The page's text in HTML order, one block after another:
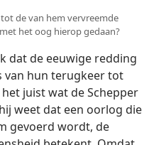
de van hem vervreemde
het oog hierop gedaan?
dat de eeuwige redding
van hun terugkeer tot
juist wat de Schepper
weet dat een oorlog die
gevoerd wordt, de